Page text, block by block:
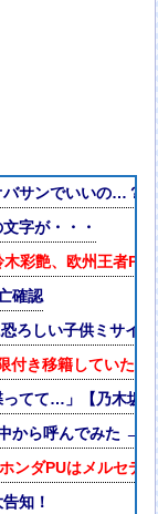
バサンでいいの…？」
字が・・・
彩艶、欧州王者
確認
ろしい子供ミサイ
付き移籍していた
ってて…」【乃木坂
から呼んでみた →
ンダPUはメルセデ
知！